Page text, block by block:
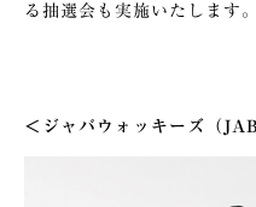
る抽選会も実施いたします。
＜ジャバウォッキーズ（